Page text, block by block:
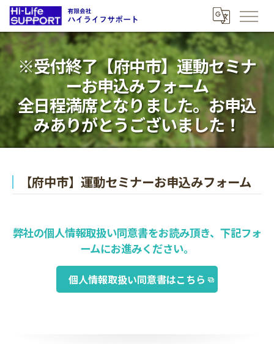
※受付終了【府中市】運動セミナ
ーお申込みフォーム
全日程満席となりました。お申込
みありがとうございました！
【府中市】運動セミナーお申込みフォーム
弊社の個人情報取扱い同意書をお読み頂き、下記フォ
ームにお進みください。
個人情報取扱い同意書はこちら